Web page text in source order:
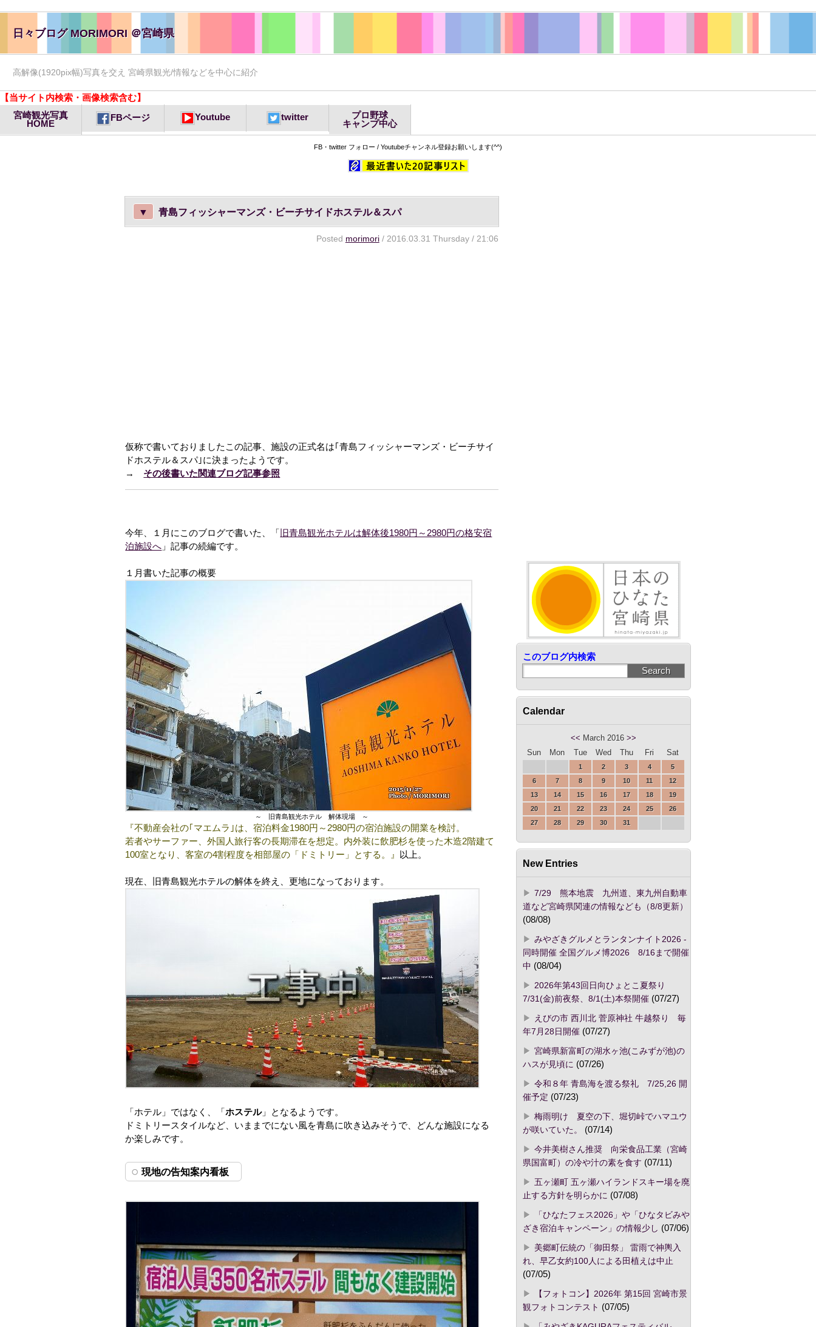
日々ブログ MORIMORI ＠宮崎県
高解像(1920pix幅)写真を交え 宮崎県観光/情報などを中心に紹介
【当サイト内検索・画像検索含む】
宮崎観光写真
HOME
FBページ Youtube twitter
プロ野球
キャンプ中心
FB・twitter フォロー / Youtubeチャンネル登録お願いします(^^)
▼ 青島フィッシャーマンズ・ビーチサイドホステル＆スパ
Posted morimori/ 2016.03.31 Thursday / 21:06
仮称で書いておりましたこの記事、施設の正式名は｢青島フィッシャーマンズ・ビーチサイ
ドホステル＆スパ｣に決まったようです。
→ その後書いた関連ブログ記事参照
今年、１月にこのブログで書いた、「
旧青島観光ホテルは解体後1980円～2980円の格安宿
泊施設へ 」記事の続編です。
１月書いた記事の概要
～ 旧青島観光ホテル 解体現場 ～
『不動産会社の｢マエムラ｣は、宿泊料金1980円～2980円の宿泊施設の開業を検討。
若者やサーファー、外国人旅行客の長期滞在を想定。内外装に飲肥杉を使った木造2階建て
100室となり、客室の4割程度を相部屋の「ドミトリー」とする。』
以上。
現在、旧青島観光ホテルの解体を終え、更地になっております。
「ホテル」ではなく、「ホステル」となるようです。
ドミトリースタイルなど、いままでにない風を青島に吹き込みそうで、どんな施設になる
か楽しみです。
現地の告知案内看板
このブログ内検索
Calendar
<< March 2016 >>
Sun
Mon Tue Wed Thu Fri Sat
1 2 3 4
5
6
7 8 9 10 11
12
13
14 15 16 17 18
19
20
21 22 23 24 25
26
27
28 29 30 31
New Entries
7/29 熊本地震 九州道、東九州自動車
道など宮崎県関連の情報なども（8/8更新）
(08/08)
みやざきグルメとランタンナイト2026 -
同時開催 全国グルメ博2026 8/16まで開催
中 (08/04)
2026年第43回日向ひょとこ夏祭り
7/31(金)前夜祭、8/1(土)本祭開催(07/27)
えびの市 西川北 菅原神社 牛越祭り 毎
年7月28日開催(07/27)
宮崎県新富町の湖水ヶ池(こみずが池)の
ハスが見頃に (07/26)
令和８年 青島海を渡る祭礼 7/25,26 開
催予定 (07/23)
梅雨明け 夏空の下、堀切峠でハマユウ
が咲いていた。
(07/14)
今井美樹さん推奨 向栄食品工業（宮崎
県国富町）の冷や汁の素を食す (07/11)
五ヶ瀬町 五ヶ瀬ハイランドスキー場を廃
止する方針を明らかに (07/08)
「ひなたフェス2026」や「ひなタビみや
ざき宿泊キャンペーン」の情報少し (07/06)
美郷町伝統の「御田祭」 雷雨で神輿入
れ、早乙女約100人による田植えは中止
(07/05)
【フォトコン】2026年 第15回 宮崎市景
観フォトコンテスト (07/05)